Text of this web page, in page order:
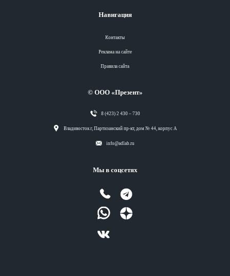
Навигация
Контакты
Реклама на сайте
Правила сайта
© ООО «Презент»
8 (423) 2 430 – 730
Владивосток г, Партизанский пр-кт, дом № 44, корпус А
info@adlab.ru
Мы в соцсетях